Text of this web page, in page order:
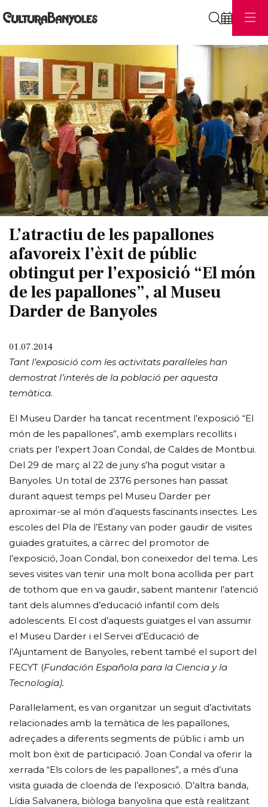
L’atractiu de les papallones
afavoreix l’èxit de públic
obtingut per l’exposició “El món
de les papallones”, al Museu
Darder de Banyoles
01.07.2014
Tant l’exposició com les activitats paral·leles han
demostrat l’interès de la població per aquesta
temàtica.
El Museu Darder ha tancat recentment l’exposició “El
món de les papallones”, amb exemplars recollits i
criats per l’expert Joan Condal, de Caldes de Montbui.
Del 29 de març al 22 de juny s’ha pogut visitar a
Banyoles. Un total de 2376 persones han passat
durant aquest temps pel Museu Darder per
aproximar-se al món d’aquests fascinants insectes. Les
escoles del Pla de l’Estany van poder gaudir de visites
guiades gratuïtes, a càrrec del promotor de
l’exposició, Joan Condal, bon coneixedor del tema. Les
seves visites van tenir una molt bona acollida per part
de tothom que en va gaudir, sabent mantenir l’atenció
tant dels alumnes d’educació infantil com dels
adolescents. El cost d’aquests guiatges el van assumir
el Museu Darder i el Servei d’Educació de
l’Ajuntament de Banyoles, rebent també el suport del
FECYT (Fundación Española para la Ciencia y la
Tecnología).
Paral·lelament, es van organitzar un seguit d’activitats
relacionades amb la temàtica de les papallones,
adreçades a diferents segments de públic i amb un
molt bon èxit de participació. Joan Condal va oferir la
xerrada “Els colors de les papallones”, a més d’una
visita guiada de cloenda de l’exposició. D’altra banda,
Lídia Salvanera, biòloga banyolina que està realitzant